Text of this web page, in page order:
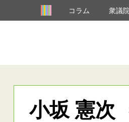
コラム 衆議
小坂 憲次